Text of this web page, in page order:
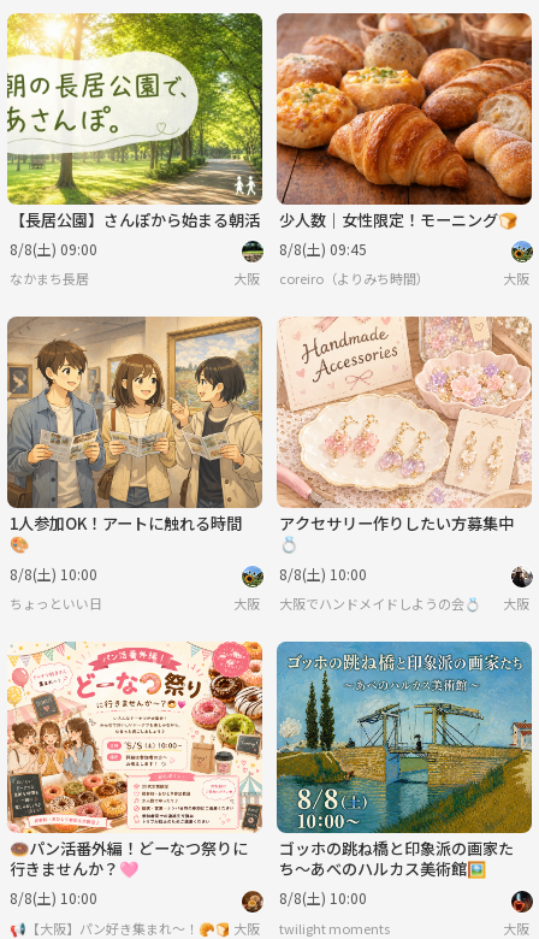
【長居公園】さんぽから始まる朝活
8/8(土) 09:00
なかまち長居 大阪
少人数｜女性限定！モーニング🍞
8/8(土) 09:45
coreiro（よりみち時間） 大阪
1人参加OK！アートに触れる時間
🎨
8/8(土) 10:00
ちょっといい日 大阪
アクセサリー作りしたい方募集中
💍
8/8(土) 10:00
大阪でハンドメイドしようの会💍 大阪
🍩パン活番外編！どーなつ祭りに
行きませんか？🩷
8/8(土) 10:00
📢【大阪】パン好き集まれ〜！🥐🍞 大阪
ゴッホの跳ね橋と印象派の画家た
ち〜あべのハルカス美術館🖼
8/8(土) 10:00
twilight moments 大阪